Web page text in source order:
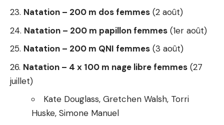
Natation – 200 m dos femmes (2 août)
Natation – 200 m papillon femmes (1er août)
Natation – 200 m QNI femmes (3 août)
Natation – 4 x 100 m nage libre femmes (27
juillet)
Kate Douglass, Gretchen Walsh, Torri
Huske, Simone Manuel